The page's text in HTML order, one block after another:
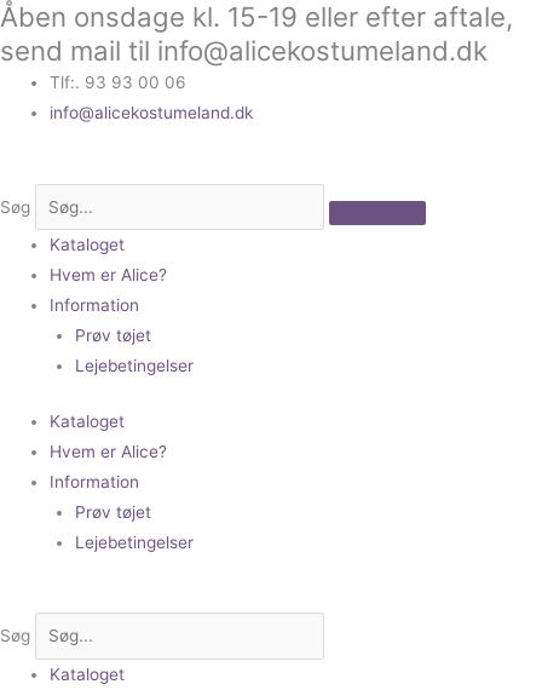
Gå
til
indholdet
Åben onsdage kl. 15-19 eller efter aftale,
send mail til info@alicekostumeland.dk
Tlf:. 93 93 00 06
info@alicekostumeland.dk
Søg
Kataloget
Hvem er Alice?
Information
Prøv tøjet
Lejebetingelser
Kataloget
Hvem er Alice?
Information
Prøv tøjet
Lejebetingelser
Søg
Kataloget